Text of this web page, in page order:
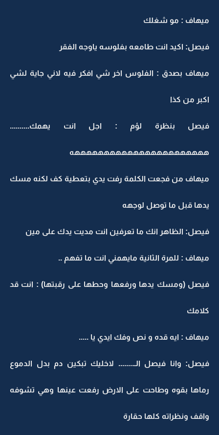
ميهاف : مو شغلك
فيصل: اكيد انت طامعه بفلوسه ياوجه الفقر
ميهاف بصدق : الفلوس اخر شي افكر فيه لاني جاية لشي
اكبر من كذا
فيصل بنظرة لؤم : اجل انت يهمك..........
هههههههههههههههههههههههه
ميهاف من فجعت الكلمة رفت يدي بتعطية كف لكنه مسك
يدها قبل ما توصل لوجهه
فيصل: الظاهر انك ما تعرفين انت مديت يدك على مين
ميهاف : للمرة الثانية مايهمني انت ما تفهم ..
فيصل (ومسك يدها ورفعها وحطها على رقبتها) : انت قد
كلامك
ميهاف : ايه قده و نص وفك ايدي يا .....
فيصل: وانا فيصل الـ........ لاخليك تبكين دم بدل الدموع
رماها بقوه وطاحت على الارض رفعت عينها وهي تشوفه
واقف ونظراته كلها حقارة